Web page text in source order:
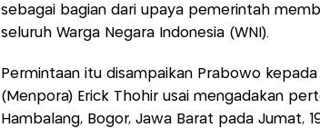
sebagai bagian dari upaya pemerintah
seluruh Warga Negara Indonesia (WNI).
Permintaan itu disampaikan Prabowo
(Menpora) Erick Thohir usai mengadakan
Hambalang, Bogor, Jawa Barat pada Jumat,